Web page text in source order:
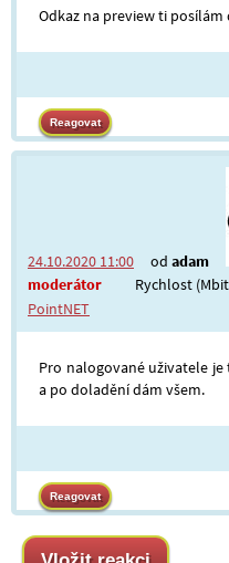
Odkaz na preview ti posílám
24.10.2020 11:00 od adam
moderátor
Rychlost
PointNET
Pro nalogované uživatele
a po doladění dám všem.